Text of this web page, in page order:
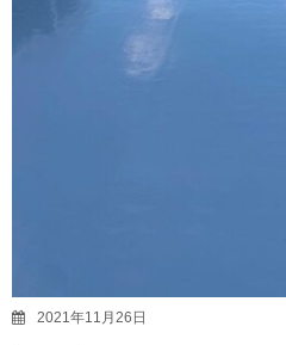
2021年11月26日